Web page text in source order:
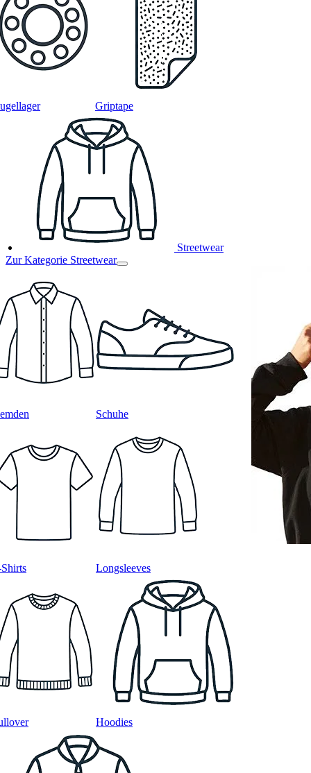
Griptape
Streetwear
Zur Kategorie Streetwear
Schuhe
Longsleeves
Hoodies